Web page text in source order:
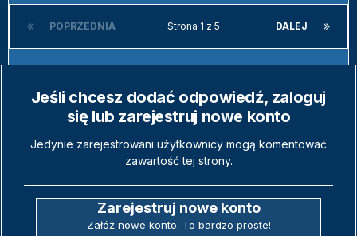
POPRZEDNIA DALEJ
Strona 1 z 5
Jeśli chcesz dodać odpowiedź, zaloguj
się lub zarejestruj nowe konto
Jedynie zarejestrowani użytkownicy mogą komentować
zawartość tej strony.
Zarejestruj nowe konto
Załóż nowe konto. To bardzo proste!